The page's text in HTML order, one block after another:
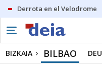
Derrota en el Velodrome
BIZKAIA BILBAO